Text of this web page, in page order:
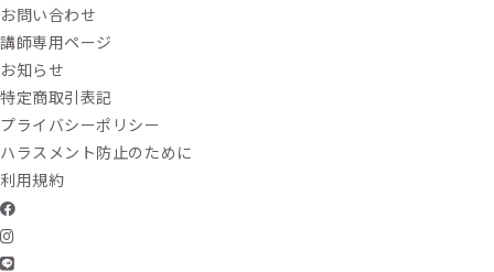
お問い合わせ
講師専用ページ
お知らせ
特定商取引表記
プライバシーポリシー
ハラスメント防止のために
利用規約